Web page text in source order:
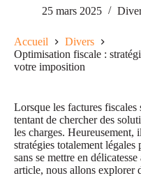
25 mars 2025
Accueil
Divers
Optimisation fiscale :
votre imposition
Lorsque les factures fiscales
tentant de chercher des
les charges. Heureusement,
stratégies totalement
sans se mettre en
article, nous allons explorer